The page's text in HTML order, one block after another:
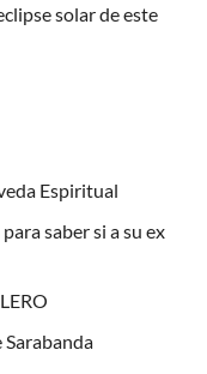
solar de este
Espiritual
saber si a su ex
Sarabanda